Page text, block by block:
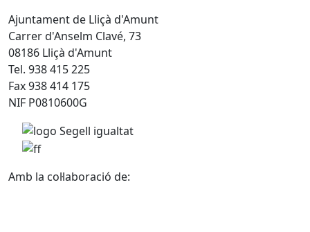
Ajuntament de Lliçà d'Amunt
Carrer d'Anselm Clavé, 73
08186 Lliçà d'Amunt
Tel. 938 415 225
Fax 938 414 175
NIF P0810600G
Amb la col·laboració de: